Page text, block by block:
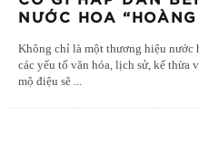
NƯỚC HOA
Không chỉ là một thương hiệu nước
các yếu tố văn hóa, lịch sử, kế thừa
mộ điệu sẽ ...